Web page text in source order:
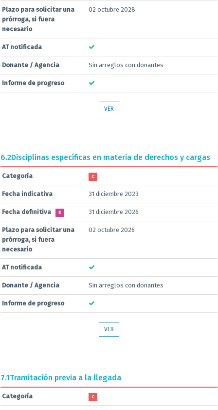
Plazo para solicitar una
prórroga, si fuera
necesario
02 octubre 2028
AT notificada
Donante / Agencia Sin arreglos con donantes
Informe de progreso
VER
6.2Disciplinas específicas en materia de derechos y cargas
Categoría C
Fecha indicativa 31 diciembre 2023
Fecha definitiva E 31 diciembre 2026
Plazo para solicitar una
prórroga, si fuera
necesario
02 octubre 2026
AT notificada
Donante / Agencia Sin arreglos con donantes
Informe de progreso
VER
7.1Tramitación previa a la llegada
Categoría C